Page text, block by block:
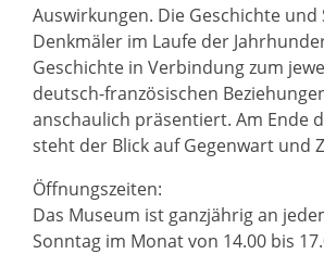
Auswirkungen. Die Geschichte und
Denkmäler im Laufe der
Geschichte in Verbindung zum
deutsch-französischen
anschaulich präsentiert. Am Ende
steht der Blick auf Gegenwart und
Öffnungszeiten:
Das Museum ist ganzjährig an
Sonntag im Monat von 14.00 bis